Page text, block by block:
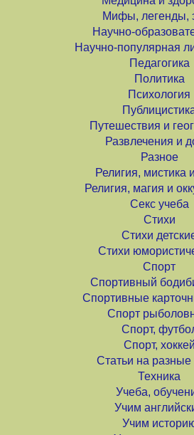
Мифы, легенды,
Научно-
Научно-популярная
Педагогика
Политика
Психология
Путешествия и
Развлечения и
Разное
Религия,
Религия, магия и
Секс учеба
Стихи
Стихи
Стихи
Спорт
Спортивный
Спортивные
Спорт
Спорт,
Спорт, хоккей
Статьи на
Техника
Учеба,
Учим
Учим